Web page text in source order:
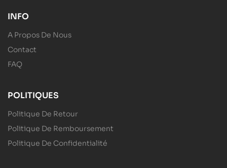
INFO
A Propos De Nous
Contact
FAQ
POLITIQUES
Politique De Retour
Politique De Remboursement
Politique De Confidentialité